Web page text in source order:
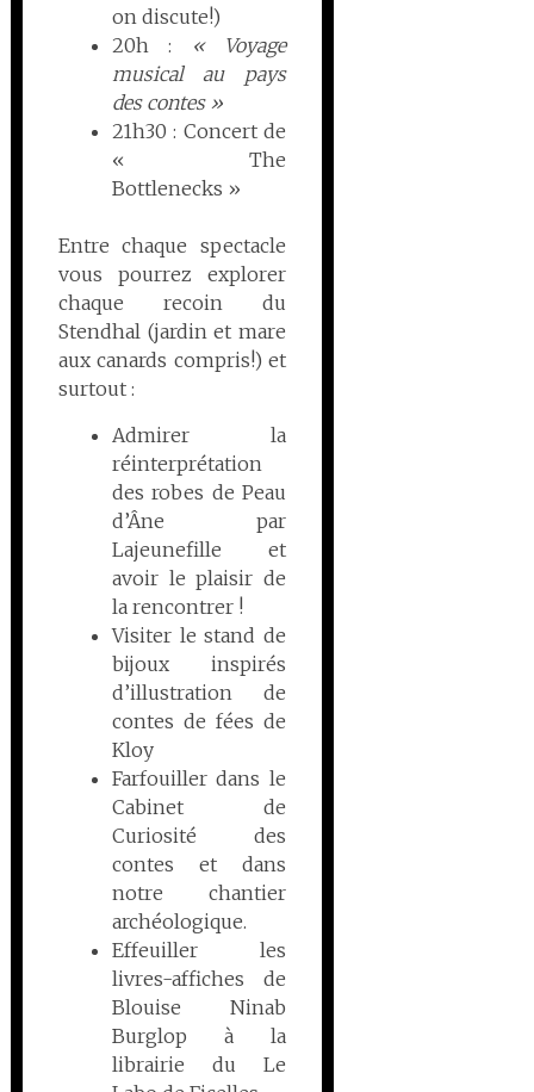
on discute!)
20h :
« Voyage
musical au pays
des contes »
21h30 : Concert de
« The
Bottlenecks »
Entre chaque spectacle
vous pourrez explorer
chaque recoin du
Stendhal (jardin et mare
aux canards compris!) et
surtout :
Admirer la
réinterprétation
des robes de Peau
d’Âne par
Lajeunefille et
avoir le plaisir de
la rencontrer !
Visiter le stand de
bijoux inspirés
d’illustration de
contes de fées de
Kloy
Farfouiller dans le
Cabinet de
Curiosité des
contes et dans
notre chantier
archéologique.
Effeuiller les
livres-affiches de
Blouise Ninab
Burglop à la
librairie du Le